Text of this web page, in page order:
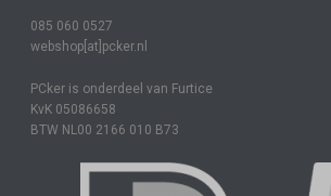
085 060 0527
webshop[at]pcker.nl
PCker is onderdeel van Furtice
KvK 05086658
BTW NL00 2166 010 B73